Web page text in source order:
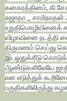
கனகரத்தினம்,
சுஜாதா _
உறுதிமொழியினைக்
விழாவினை நடத்தி
திருமணம் செய்து
இடஒதுக்கீடு
ஆண்டுகளிலேயே
என எடுத்துக்
பகுதிகளிலிருந்து